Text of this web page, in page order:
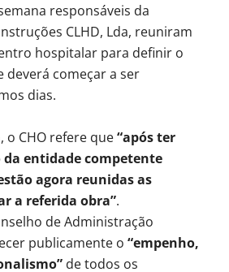
responsáveis da
CLHD, Lda, reuniram
hospitalar para definir o
deverá começar a ser
dias.
o CHO refere que“após ter
entidade competente
agora reunidas as
a referida obra”.
de Administração
publicamente o “empenho,
de todos os